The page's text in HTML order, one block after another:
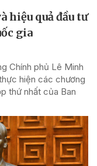
hiệu quả đầu tư
gia
Chính phủ Lê Minh
hiện các chương
thứ nhất của Ban